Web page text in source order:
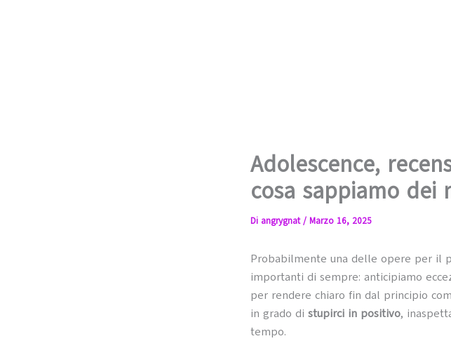
Adolescence,
cosa sappiamo dei
Di angrygnat/ Marzo 16, 2025
Probabilmente una delle opere per il
importanti di sempre: anticipiamo
per rendere chiaro fin dal principio
in grado di stupirci in positivo,
tempo.